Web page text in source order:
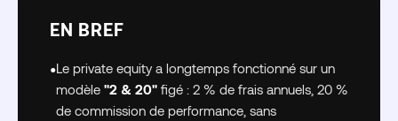
EN BREF
•Le private equity a longtemps fonctionné sur un
modèle "2 & 20" figé : 2 % de frais annuels, 20 %
de commission de performance, sans